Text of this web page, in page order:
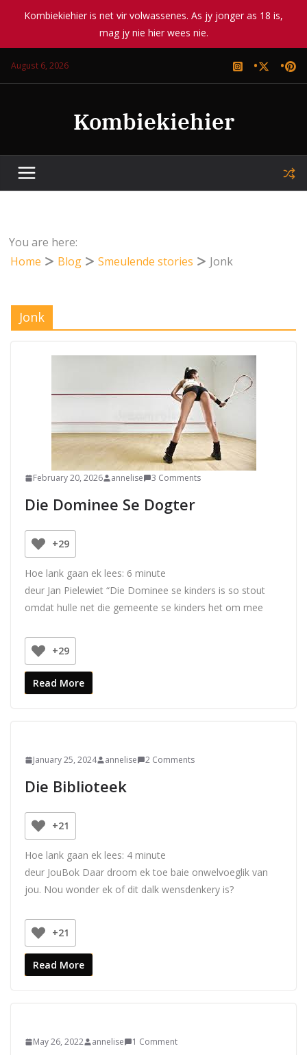
Kombiekiehier is net vir volwassenes. As jy jonger as 18 is,
mag jy nie hier wees nie.
August 6, 2026
Kombiekiehier
You are here:
Home
Blog Smeulende stories Jonk
Jonk
February 20, 2026 annelise 3 Comments
Die Dominee Se Dogter
+29
Hoe lank gaan ek lees: 6 minute
deur Jan Pielewiet “Die Dominee se kinders is so stout
omdat hulle net die gemeente se kinders het om mee
+29
Read More
January 25, 2024 annelise 2 Comments
Die Biblioteek
+21
Hoe lank gaan ek lees: 4 minute
deur JouBok Daar droom ek toe baie onwelvoeglik van
jou. Nou wonder ek of dit dalk wensdenkery is?
+21
Read More
May 26, 2022 annelise 1 Comment